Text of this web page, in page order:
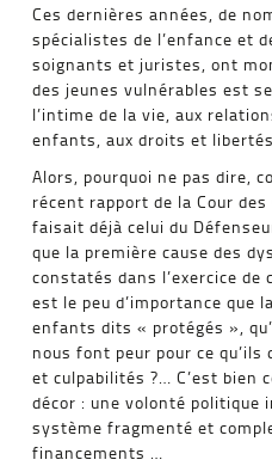
Ces dernières années, de
spécialistes de l’enfance et
soignants et juristes, ont
des jeunes vulnérables est
l’intime de la vie, aux
enfants, aux droits et
Alors, pourquoi ne pas dire,
récent rapport de la Cour
faisait déjà celui du
que la première cause des
constatés dans l’exercice
est le peu d’importance que
enfants dits « protégés »,
nous font peur pour ce
et culpabilités ?… C’est bien
décor : une volonté politique
système fragmenté et
financements …